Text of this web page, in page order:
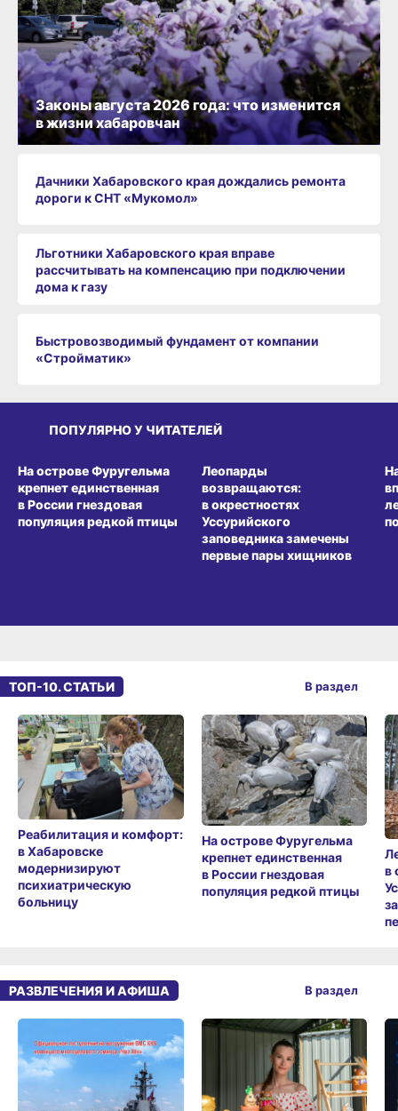
Дачники Хабаровского края дождались ремонта
дороги к СНТ «Мукомол»
Льготники Хабаровского края вправе
рассчитывать на компенсацию при подключении
дома к газу
Быстровозводимый фундамент от компании
«Стройматик»
Законы августа 2026 года: что изменится
в жизни хабаровчан
ПОПУЛЯРНО У ЧИТАТЕЛЕЙ
На острове Фуругельма
крепнет единственная
в России гнездовая
популяция редкой птицы
Леопарды
возвращаются:
в окрестностях
Уссурийского
заповедника замечены
первые пары хищников
ТОП-10. СТАТЬИ
Реабилитация и комфорт:
в Хабаровске
модернизируют
психиатрическую
больницу
На острове Фуругельма
крепнет единственная
в России гнездовая
популяция редкой птицы
в
В раздел
РАЗВЛЕЧЕНИЯ И АФИША В раздел